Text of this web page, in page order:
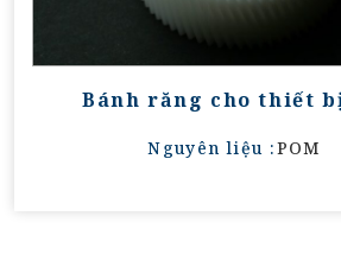
Bánh răng cho thiết
Nguyên liệu :POM